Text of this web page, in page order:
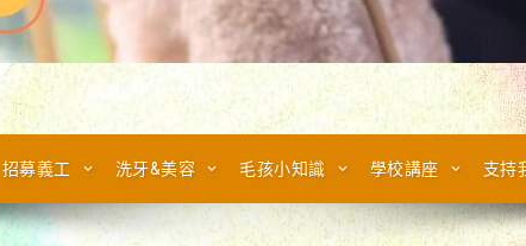
招募義工 洗牙&美容 毛孩小知識 學校講座 支持